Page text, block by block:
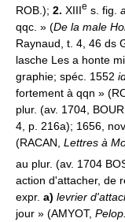
ROB.); 2. XIIIe s. fig.
qqc. » (De la male
Raynaud, t. 4, 46 ds
lasche Les a honte
graphie; spéc. 1552
fortement à qqn »
plur. (av. 1704,
4, p. 216a); 1656, nov.
(RACAN, Lettres à
au plur. (av. 1704
action d'attacher, de
expr. a) levrier
jour » (AMYOT, Pelop.